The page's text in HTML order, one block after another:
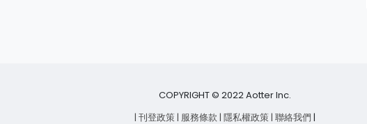
COPYRIGHT © 2022 Aotter Inc.
| 刊登政策| 服務條款 | 隱私權政策| 聯絡我們 |